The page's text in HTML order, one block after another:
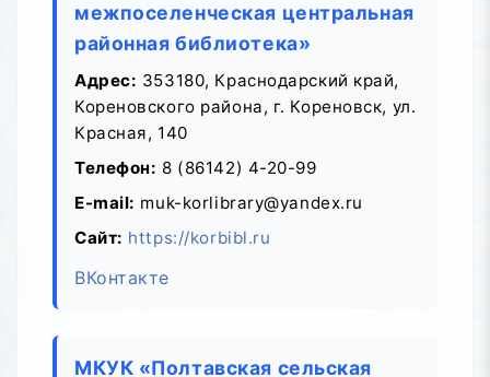
межпоселенческая центральная
районная библиотека»
Адрес: 353180, Краснодарский край,
Кореновского района, г. Кореновск, ул.
Красная, 140
Телефон: 8 (86142) 4-20-99
E-mail: muk-korlibrary@yandex.ru
Сайт: https://korbibl.ru
ВКонтакте
МКУК «Полтавская сельская